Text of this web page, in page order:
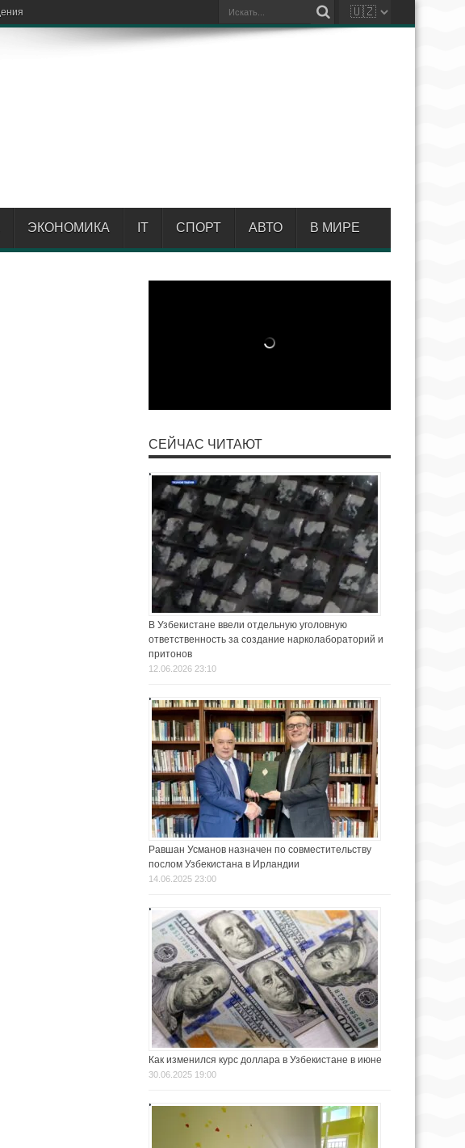
ЭКОНОМИКА IT СПОРТ АВТО В МИРЕ
СЕЙЧАС ЧИТАЮТ
В Узбекистане ввели отдельную уголовную
ответственность за создание нарколабораторий и
притонов
12.06.2026 23:10
Равшан Усманов назначен по совместительству
послом Узбекистана в Ирландии
14.06.2025 23:00
Как изменился курс доллара в Узбекистане в июне
30.06.2025 19:00